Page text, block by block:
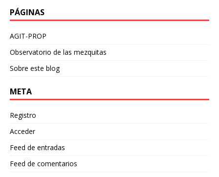
PÁGINAS
AGIT-PROP
Observatorio de las mezquitas
Sobre este blog
META
Registro
Acceder
Feed de entradas
Feed de comentarios